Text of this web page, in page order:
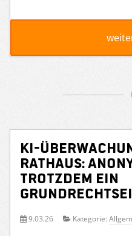
KI-
Rathaus:
Trotzdem ein
9.03.26 Kategorie: